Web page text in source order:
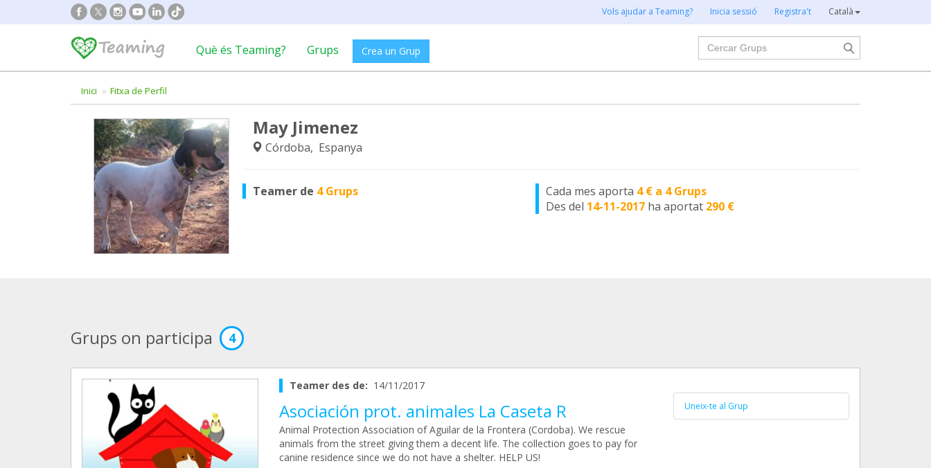
Vols ajudar a Teaming? Inicia sessió Registra't Català
Què és Teaming? Grups Crea un Grup
Cercar
Inici Fitxa de Perfil
May Jimenez
Córdoba, Espanya
Teamer de 4 Grups Cada mes aporta 4 € a 4 Grups
Des del 14-11-2017 ha aportat 290 €
Grups on participa 4
Teamer des de: 14/11/2017
Asociación prot. animales La Caseta R
Animal Protection Association of Aguilar de la Frontera (Cordoba). We rescue
animals from the street giving them a decent life. The collection goes to pay for
canine residence since we do not have a shelter. HELP US!
Uneix-te al Grup